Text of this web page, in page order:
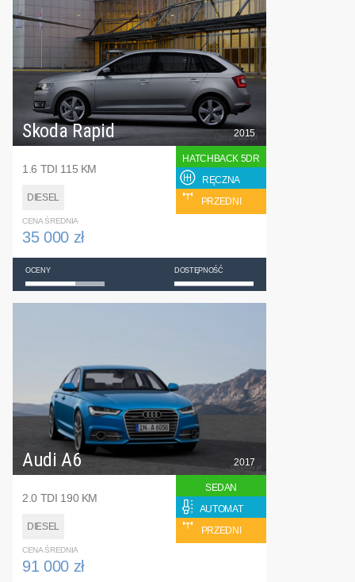
Skoda Rapid
1.6 TDI 115 KM
DIESEL
2015
HATCHBACK 5DR
RĘCZNA
PRZEDNI
CENA ŚREDNIA
35 000 zł
OCENY DOSTĘPNOŚĆ
Audi A6
2.0 TDI 190 KM
DIESEL
2017
SEDAN
AUTOMAT
PRZEDNI
CENA ŚREDNIA
91 000 zł